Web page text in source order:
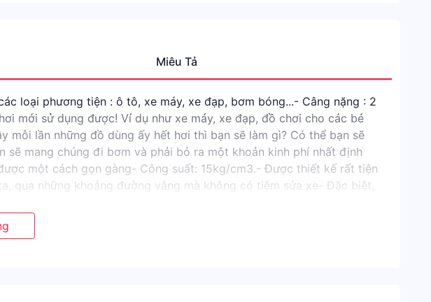
Miêu Tả
loại phương tiện : ô tô, xe máy, xe đạp, bơm bóng...- Câng nặng : 2
mới sử dụng được! Ví dụ như xe máy, xe đạp, đồ chơi cho các bé
mỗi lần những đồ dùng ấy hết hơi thì bạn sẽ làm gì? Có thể bạn sẽ
mang chúng đi bơm và phải bỏ ra một khoản kinh phí nhất định
một cách gọn gàng- Công suất: 15kg/cm3.- Được thiết kế rất tiện
qua những khoảng đường vắng mà không có tiệm sửa xe- Đặc biệt,